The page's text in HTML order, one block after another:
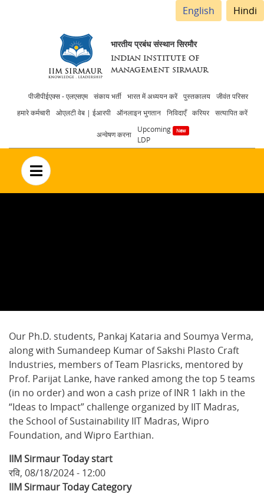
English Hindi
भारतीय प्रबंध संस्थान सिरमौर
INDIAN INSTITUTE OF
MANAGEMENT SIRMAUR
Header
menu
पीजीपीईएक्स - एलएसएम संकाय भर्ती भारत में अध्ययन करें पुस्तकालय
जीवंत परिसर
हमारे कर्मचारी
ओएलटी वेब | ईआरपी ऑनलाइन भुगतान निविदाएँ करियर सत्यापित करें
अन्वेषण करना
Upcoming
LDP
no text
Our Ph.D. students, Pankaj Kataria and Soumya Verma,
along with Sumandeep Kumar of Sakshi Plasto Craft
Industries, members of Team Plasricks, mentored by
Prof. Parijat Lanke, have ranked among the top 5 teams
(in no order) and won a cash prize of INR 1 lakh in the
“Ideas to Impact” challenge organized by IIT Madras,
the School of Sustainability IIT Madras, Wipro
Foundation, and Wipro Earthian.
IIM Sirmaur Today start
रवि, 08/18/2024 - 12:00
IIM Sirmaur Today Category